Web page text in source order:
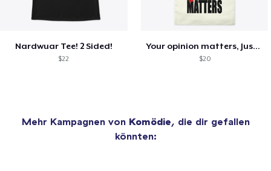
Nardwuar Tee! 2 Sided!
$22
Your opinion matters, Just not to me!
$20
Mehr Kampagnen von Komödie, die dir gefallen
könnten: